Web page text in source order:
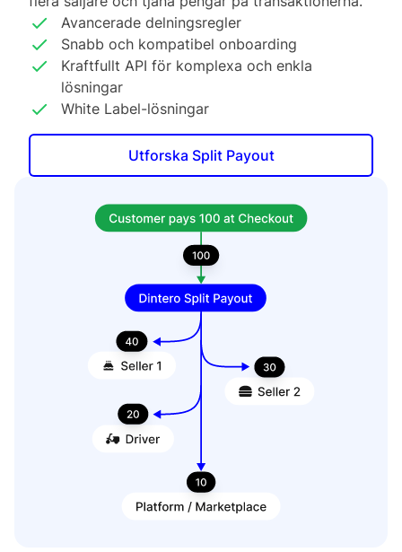
Avancerade delningsregler
Snabb och kompatibel onboarding
Kraftfullt API för komplexa och enkla
lösningar
White Label-lösningar
Utforska Split Payout